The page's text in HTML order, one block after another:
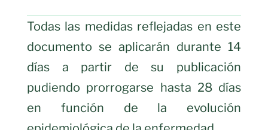
Todas las medidas reflejadas en este
documento se aplicarán durante 14
días a partir de su publicación
pudiendo prorrogarse hasta 28 días
en función de la evolución